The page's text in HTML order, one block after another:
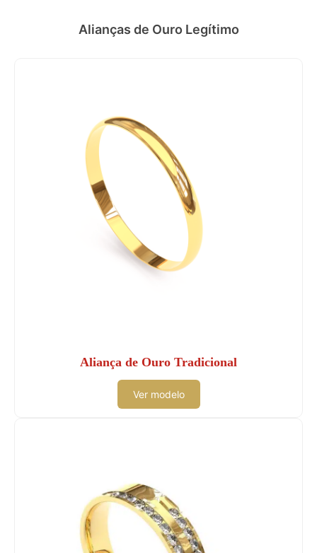
Alianças de Ouro Legítimo
Aliança de Ouro Tradicional
Ver modelo